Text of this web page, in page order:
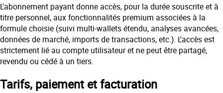
L'abonnement payant donne accès, pour la durée souscrite et à
titre personnel, aux fonctionnalités premium associées à la
formule choisie (suivi multi-wallets étendu, analyses avancées,
données de marché, imports de transactions, etc.). L'accès est
strictement lié au compte utilisateur et ne peut être partagé,
revendu ou cédé à un tiers.
Tarifs, paiement et facturation